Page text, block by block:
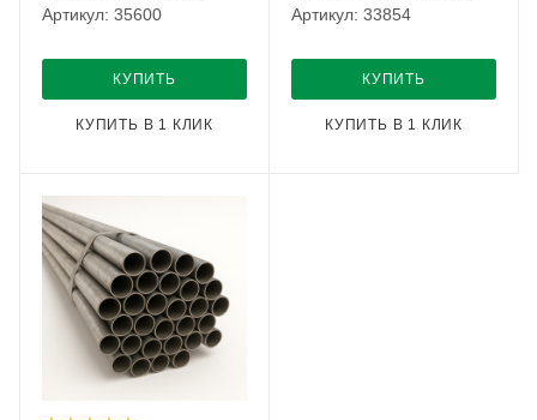
Артикул: 35600
КУПИТЬ
КУПИТЬ В 1 КЛИК
Артикул: 33854
КУПИТЬ
КУПИТЬ В 1 КЛИК